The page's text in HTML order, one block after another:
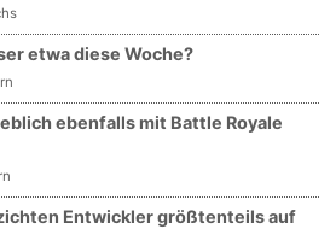
etwa diese Woche?
ebenfalls mit Battle Royale
Entwickler größtenteils auf